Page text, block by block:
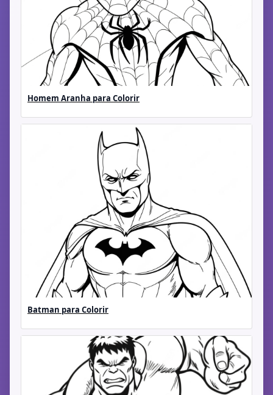
Homem Aranha para Colorir
Batman para Colorir